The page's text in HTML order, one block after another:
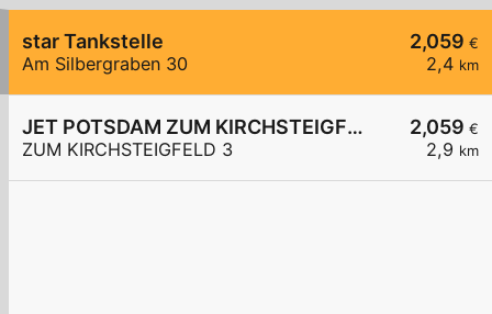
2,059 €
2,4 km
star Tankstelle
Am Silbergraben 30
2,059 €
2,9 km
JET POTSDAM ZUM KIRCHSTEIGFELD 3
ZUM KIRCHSTEIGFELD 3